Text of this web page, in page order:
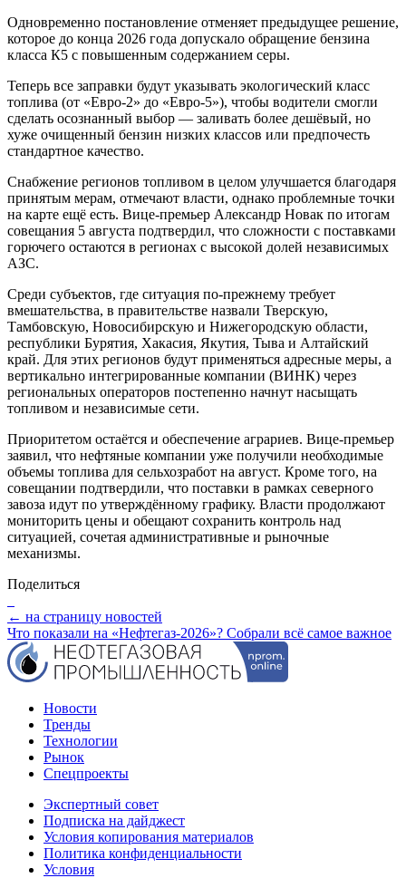
Одновременно постановление отменяет предыдущее решение,
которое до конца 2026 года допускало обращение бензина
класса К5 с повышенным содержанием серы.
Теперь все заправки будут указывать экологический класс
топлива (от «Евро-2» до «Евро-5»), чтобы водители смогли
сделать осознанный выбор — заливать более дешёвый, но
хуже очищенный бензин низких классов или предпочесть
стандартное качество.
Снабжение регионов топливом в целом улучшается благодаря
принятым мерам, отмечают власти, однако проблемные точки
на карте ещё есть. Вице-премьер Александр Новак по итогам
совещания 5 августа подтвердил, что сложности с поставками
горючего остаются в регионах с высокой долей независимых
АЗС.
Среди субъектов, где ситуация по-прежнему требует
вмешательства, в правительстве назвали Тверскую,
Тамбовскую, Новосибирскую и Нижегородскую области,
республики Бурятия, Хакасия, Якутия, Тыва и Алтайский
край. Для этих регионов будут применяться адресные меры, а
вертикально интегрированные компании (ВИНК) через
региональных операторов постепенно начнут насыщать
топливом и независимые сети.
Приоритетом остаётся и обеспечение аграриев. Вице-премьер
заявил, что нефтяные компании уже получили необходимые
объемы топлива для сельхозработ на август. Кроме того, на
совещании подтвердили, что поставки в рамках северного
завоза идут по утверждённому графику. Власти продолжают
мониторить цены и обещают сохранить контроль над
ситуацией, сочетая административные и рыночные
механизмы.
Поделиться
← на страницу новостей
Что показали на «Нефтегаз-2026»? Собрали всё самое важное
Новости
Тренды
Технологии
Рынок
Спецпроекты
Экспертный совет
Подписка на дайджест
Условия копирования материалов
Политика конфиденциальности
Условия